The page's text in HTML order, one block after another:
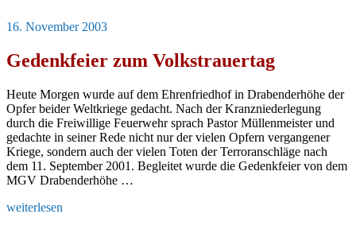
Veröffentlicht
16. November 2003
Gedenkfeier zum Volkstrauertag
Heute Morgen wurde auf dem Ehrenfriedhof in Drabenderhöhe der
Opfer beider Weltkriege gedacht. Nach der Kranzniederlegung
durch die Freiwillige Feuerwehr sprach Pastor Müllenmeister und
gedachte in seiner Rede nicht nur der vielen Opfern vergangener
Kriege, sondern auch der vielen Toten der Terroranschläge nach
dem 11. September 2001. Begleitet wurde die Gedenkfeier von dem
MGV Drabenderhöhe …
„Gedenkfeier
weiterlesen